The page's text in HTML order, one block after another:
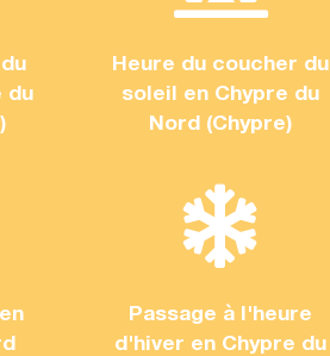
du
Heure du coucher du
soleil en Chypre du
Nord (Chypre)
Passage à l'heure
d'hiver en Chypre du